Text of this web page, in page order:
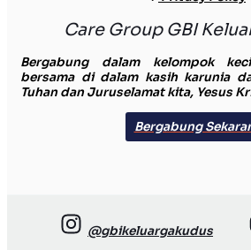
Care Group GBI
Bergabung dalam kelompok
bersama di dalam kasih karunia
Tuhan dan Juruselamat kita, Yesus
Bergabung
@gbikeluargakudus